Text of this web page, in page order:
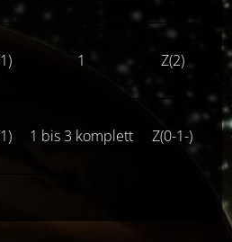
1 Z(2)
1 bis 3 komplett Z(0-1-)